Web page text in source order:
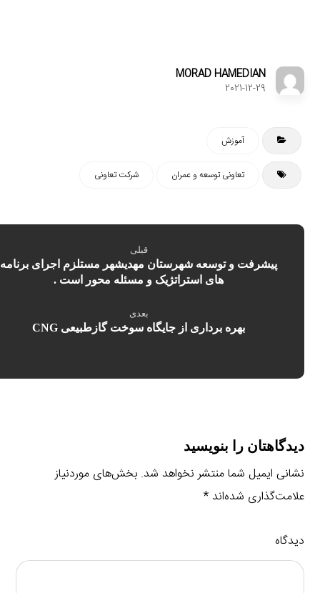
MORAD HAMEDIAN
2021-12-29
آموزش
تعاونی توسعه و عمران شرکت تعاونی
قبلی
پیشرفت و توسعه شهرستان مهدیشهر مستلزم اجرای برنامه
های استراتژیک و مسئله محور است .
بعدی
بهره برداری از جایگاه سوخت گازطبیعی CNG
دیدگاهتان را بنویسید
نشانی ایمیل شما منتشر نخواهد شد. بخش‌های موردنیاز
علامت‌گذاری شده‌اند*
دیدگاه